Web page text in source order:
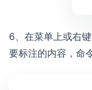
6、在菜单上或右
要标注的内容，命